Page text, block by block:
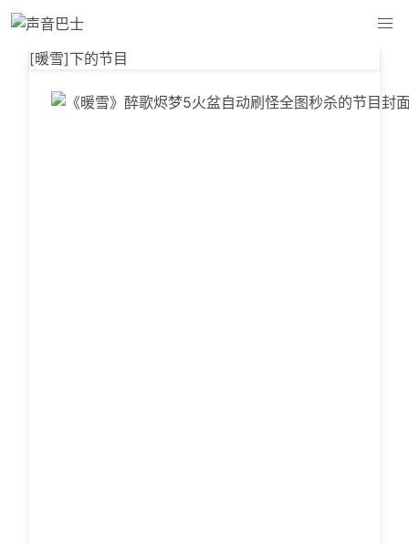
[暖雪]下的节目 - 声音巴士
[暖雪]下的节目